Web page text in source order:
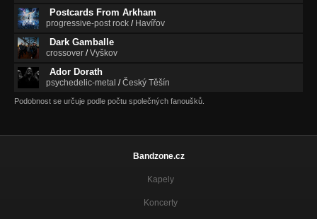
Postcards From Arkham
progressive-post rock / Havířov
Dark Gamballe
crossover /Vyškov
Ador Dorath
psychedelic-metal /Český Těšín
Podobnost se určuje podle počtu společných fanoušků.
Bandzone.cz
Kapely
Koncerty